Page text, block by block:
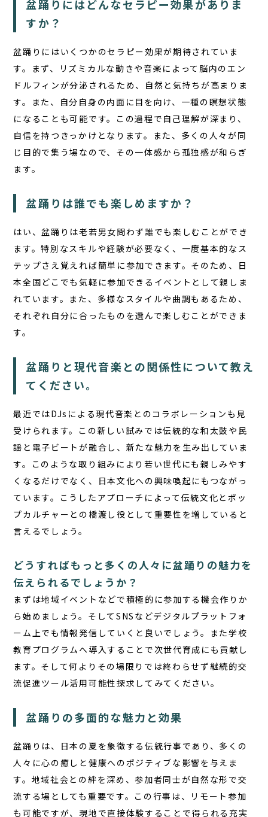
盆踊りにはどんなセラピー効果がありま
すか？
盆踊りにはいくつかのセラピー効果が期待されていま
す。まず、リズミカルな動きや音楽によって脳内のエン
ドルフィンが分泌されるため、自然と気持ちが高まりま
す。また、自分自身の内面に目を向け、一種の瞑想状態
になることも可能です。この過程で自己理解が深まり、
自信を持つきっかけとなります。また、多くの人々が同
じ目的で集う場なので、その一体感から孤独感が和らぎ
ます。
盆踊りは誰でも楽しめますか？
はい、盆踊りは老若男女問わず誰でも楽しむことができ
ます。特別なスキルや経験が必要なく、一度基本的なス
テップさえ覚えれば簡単に参加できます。そのため、日
本全国どこでも気軽に参加できるイベントとして親しま
れています。また、多様なスタイルや曲調もあるため、
それぞれ自分に合ったものを選んで楽しむことができま
す。
盆踊りと現代音楽との関係性について教え
てください。
最近ではDJsによる現代音楽とのコラボレーション も見
受けられます。この新しい試みでは伝統的な和太鼓や民
謡と電子ビートが融合し、新たな魅力を生み出していま
す。このような取り組みにより若い世代にも親しみやす
くなるだけでなく、日本文化への興味喚起にもつながっ
ています。こうしたアプローチによって伝統文化とポッ
プカルチャーとの橋渡し役として重要性を増していると
言えるでしょう。
どうすればもっと多くの人々に盆踊りの魅力を
伝えられるでしょうか？
まずは地域イベントなどで積極的に参加する機会作りか
ら始めましょう。そしてSNSなどデジタルプラットフォ
ーム上でも情報発信していくと良いでしょう。また学校
教育プログラムへ導入することで次世代育成にも貢献し
ます。そして何よりその場限りでは終わらせず継続的交
流促進ツール活用可能性探求してみてください。
盆踊りの多面的な魅力と効果
盆踊りは、日本の夏を象徴する伝統行事であり、多くの
人々に心の癒しと健康へのポジティブな影響を与えま
す。地域社会との絆を深め、参加者同士が自然な形で交
流する場としても重要です。この行事は、リモート参加
も可能ですが、現地で直接体験することで得られる充実